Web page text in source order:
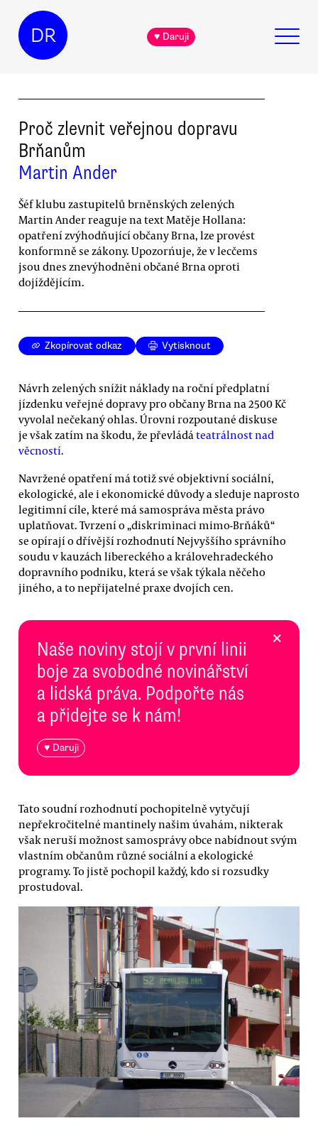
DR ♥ Daruji
Proč zlevnit veřejnou dopravu
Brňanům
Martin Ander
Šéf klubu zastupitelů brněnských zelených
Martin Ander reaguje na text Matěje Hollana:
opatření zvýhodňující občany Brna, lze provést
konformně se zákony. Upozorńuje, že v lecčems
jsou dnes znevýhodněni občané Brna oproti
dojíždějícím.
Zkopírovat odkaz Vytisknout
Návrh zelených snížit náklady na roční předplatní
jízdenku veřejné dopravy pro občany Brna na 2500 Kč
vyvolal nečekaný ohlas. Úrovni rozpoutané diskuse
je však zatím na škodu, že převládá teatrálnost nad
věcností.
Navržené opatření má totiž své objektivní sociální,
ekologické, ale i ekonomické důvody a sleduje naprosto
legitimní cíle, které má samospráva města právo
uplatňovat. Tvrzení o „diskriminaci mimo-Brňáků“
se opírají o dřívější rozhodnutí Nejvyššího správního
soudu v kauzách libereckého a královehradeckého
dopravního podniku, která se však týkala něčeho
jiného, a to nepřijatelné praxe dvojích cen.
Naše noviny stojí v první linii
boje za svobodné novinářství
a lidská práva. Podpořte nás
a přidejte se k nám!
♥ Daruji
×
Tato soudní rozhodnutí pochopitelně vytyčují
nepřekročitelné mantinely našim úvahám, nikterak
však neruší možnost samosprávy obce nabídnout svým
vlastním občanům různé sociální a ekologické
programy. To jistě pochopil každý, kdo si rozsudky
prostudoval.